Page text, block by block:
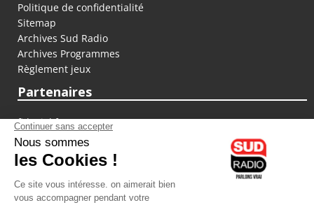
Politique de confidentialité
Sitemap
Archives Sud Radio
Archives Programmes
Règlement jeux
Partenaires
fiducial.fr
lyoncapitale.fr
olympique-et-lyonnais.com
L'application Iphone / Android